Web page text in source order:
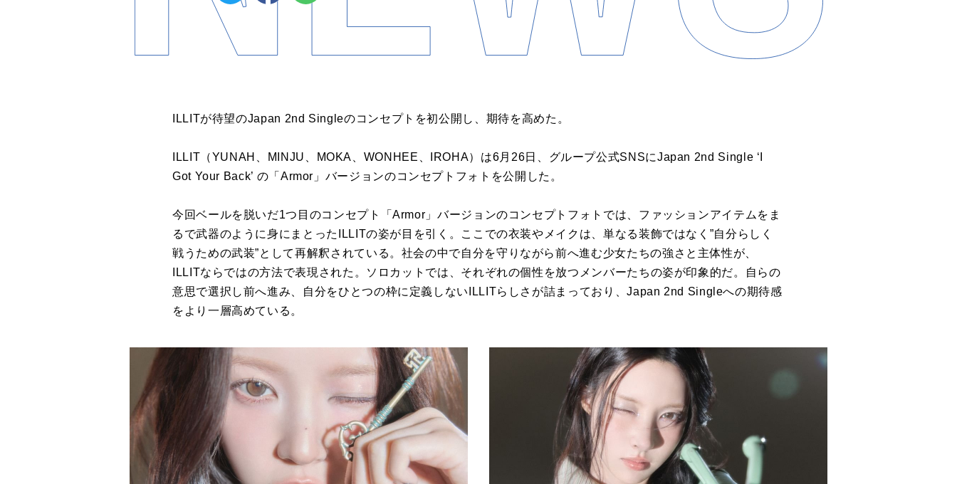
ILLITが待望のJapan 2nd Singleのコンセプトを初公開し、期待を高めた。
ILLIT（YUNAH、MINJU、MOKA、WONHEE、IROHA）は6月26日、グループ公式SNSにJapan 2nd Single ‘I
Got Your Back’ の「Armor」バージョンのコンセプトフォトを公開した。
今回ベールを脱いだ1つ目のコンセプト「Armor」バージョンのコンセプトフォトでは、ファッションアイテムをま
るで武器のように身にまとったILLITの姿が目を引く。ここでの衣装やメイクは、単なる装飾ではなく”自分らしく
戦うための武装”として再解釈されている。社会の中で自分を守りながら前へ進む少女たちの強さと主体性が、
ILLITならではの方法で表現された。ソロカットでは、それぞれの個性を放つメンバーたちの姿が印象的だ。自らの
意思で選択し前へ進み、自分をひとつの枠に定義しないILLITらしさが詰まっており、Japan 2nd Singleへの期待感
をより一層高めている。